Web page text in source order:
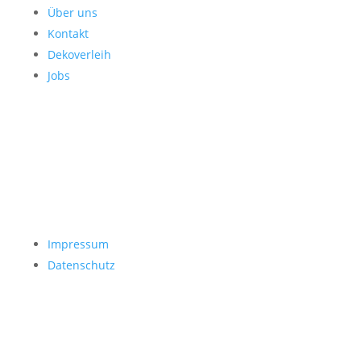
Über uns
Kontakt
Dekoverleih
Jobs
Impressum
Datenschutz